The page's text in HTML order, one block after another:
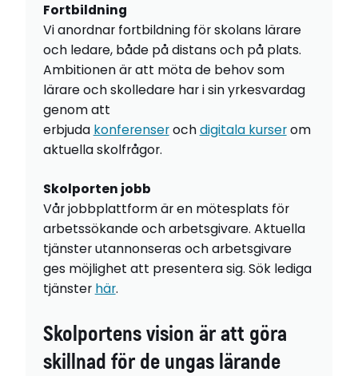
Fortbildning
Vi anordnar fortbildning för skolans lärare
och ledare, både på distans och på plats.
Ambitionen är att möta de behov som
lärare och skolledare har i sin yrkesvardag
genom att
erbjuda konferenserochdigitala kurserom
aktuella skolfrågor.
Skolporten jobb
Vår jobbplattform är en mötesplats för
arbetssökande och arbetsgivare. Aktuella
tjänster utannonseras och arbetsgivare
ges möjlighet att presentera sig. Sök lediga
tjänster här.
Skolportens vision är att göra
skillnad för de ungas lärande